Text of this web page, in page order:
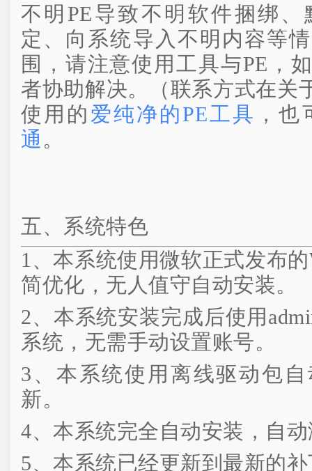
不明PE导致不明软件捆绑
定、向系统导入不明内容等
围，请注意使用工具与PE，
者协助解决。（联系方式在关
使用的 爱纯净的PE工具 ，
通 。
五、系统特色
1、本系统使用微软正式发布
简优化，无人值守自动安装。
2、本系统安装完成后使用
系统，无需手动设置账号。
3、本系统使用离线驱动包
新。
4、本系统完全自动安装，自
5、本系统已经更新到最新的